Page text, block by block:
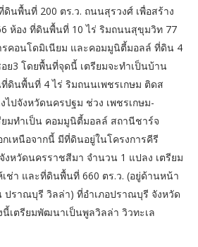
นพื้นที่ 200 ตร.ว. ถนนสุรวงศ์ เพื่อสร้าง
ห้อง ที่ดินพื้นที่ 10 ไร่ ริมถนนสุขุมวิท 77
รคอนโดมิเนียม และคอมมูนิตี้มอลล์ ที่ดิน 4
ย3 โดยพื้นที่จุดนี้ เตรียมจะทำเป็นบ้าน
ดินพื้นที่ 4 ไร่ ริมถนนเพชรเกษม ติดส
ปจังหวัดนครปฐม ช่วง เพชรเกษม-
มทำเป็น คอมมูนิตี้มอลล์ สถานีชาร์จ
เหนือจากนี้ มีที่ดินอยู่ในโครงการคีรี
งหวัดนครราชสีมา จำนวน 1 แปลง เตรียม
ช่า และที่ดินพื้นที่ 660 ตร.ว. (อยู่ด้านหน้า
ปราณบุรี วิลล่า) ที่อำเภอปราณบุรี จังหวัด
เตรียมพัฒนาเป็นพูลวิลล่า วิวทะเล